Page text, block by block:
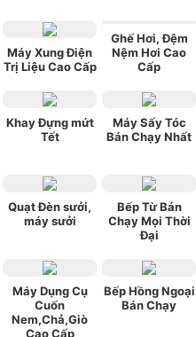
Máy Xung Điện
Trị Liệu Cao Cấp
Ghế Hơi, Đệm
Nệm Hơi Cao
Cấp
Khay Đựng mứt
Tết
Máy Sấy Tóc
Bán Chạy Nhất
Quạt Đèn sưởi,
máy sưởi
Bếp Từ Bán
Chạy Mọi Thời
Đại
Máy Dụng Cụ
Cuốn
Nem,Chả,Giò
Cao Cấp
Bếp Hồng Ngoại
Bán Chạy